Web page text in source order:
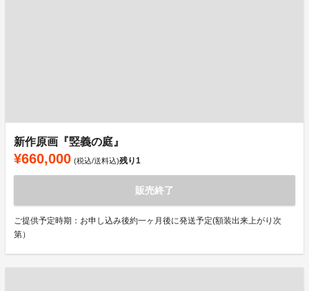
新作原画『竪義の庭』
¥660,000 (税込/送料込)残り1
販売終了
ご提供予定時期：お申し込み後約一ヶ月後に発送予定(額装出来上がり次
第）